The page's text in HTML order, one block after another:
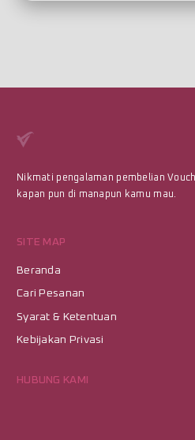
Nikmati pengalaman pembelian
kapan pun di manapun kamu mau.
SITE MAP
Beranda
Cari Pesanan
Syarat & Ketentuan
Kebijakan Privasi
HUBUNG KAMI